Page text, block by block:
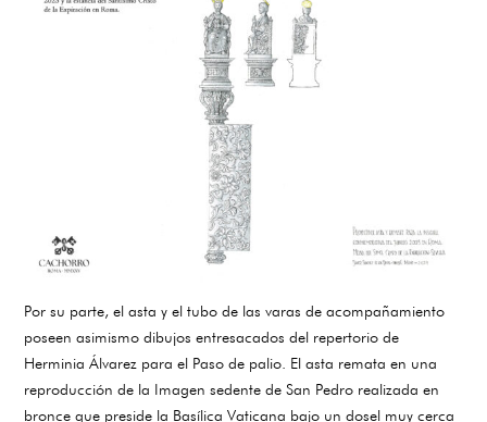
Por su parte, el asta y el tubo de las varas de acompañamiento
poseen asimismo dibujos entresacados del repertorio de
Herminia Álvarez para el Paso de palio. El asta remata en una
reproducción de la Imagen sedente de San Pedro realizada en
bronce que preside la Basílica Vaticana bajo un dosel muy cerca